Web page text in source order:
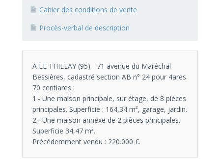
Cahier des conditions de vente
Procès-verbal de description
A LE THILLAY (95) - 71 avenue du Maréchal
Bessières, cadastré section AB n° 24 pour 4ares
70 centiares :
1.- Une maison principale, sur étage, de 8 pièces
principales. Superficie : 164,34 m², garage, jardin.
2.- Une maison annexe de 2 pièces principales.
Superficie 34,47 m².
Précédemment vendu : 220.000 €.